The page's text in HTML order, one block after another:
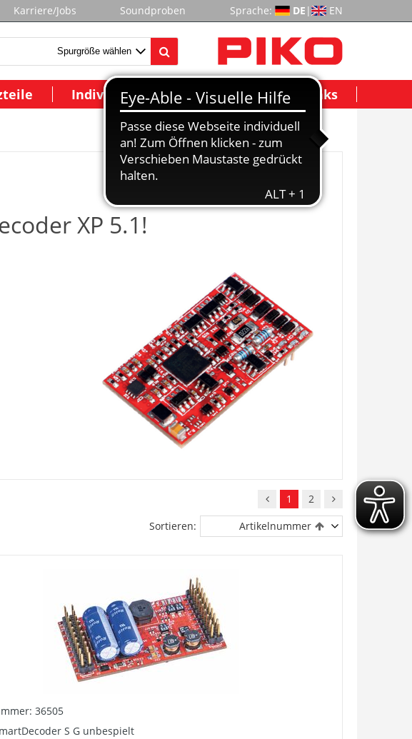
Karriere/Jobs Soundproben Sprache: DE | EN
Individuelle Modelle Wichtige Links
XP 5.1!
1
2
Sortieren: Artikelnummer
36505
S G unbespielt